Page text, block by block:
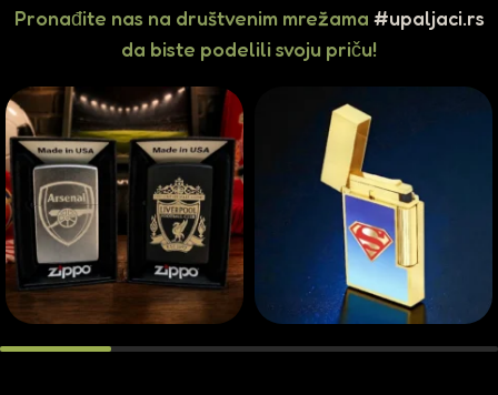
Pronađite nas na društvenim mrežama #upaljaci.rs
da biste podelili svoju priču!